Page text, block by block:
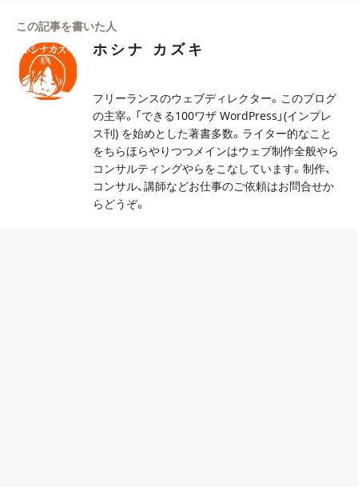
この記事を書いた人
ホシナ カズキ
フリーランスのウェブディレクター。このブログ
の主宰。「できる100ワザ WordPress」(インプレ
ス刊) を始めとした著書多数。ライター的なこと
をちらほらやりつつメインはウェブ制作全般やら
コンサルティングやらをこなしています。制作、
コンサル、講師などお仕事のご依頼はお問合せか
らどうぞ。